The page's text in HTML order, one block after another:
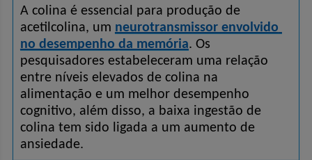
A colina é essencial para produção de
acetilcolina, um neurotransmissor envolvido
no desempenho da memória. Os
pesquisadores estabeleceram uma relação
entre níveis elevados de colina na
alimentação e um melhor desempenho
cognitivo, além disso, a baixa ingestão de
colina tem sido ligada a um aumento de
ansiedade.